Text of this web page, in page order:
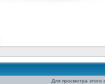
Для просмотра